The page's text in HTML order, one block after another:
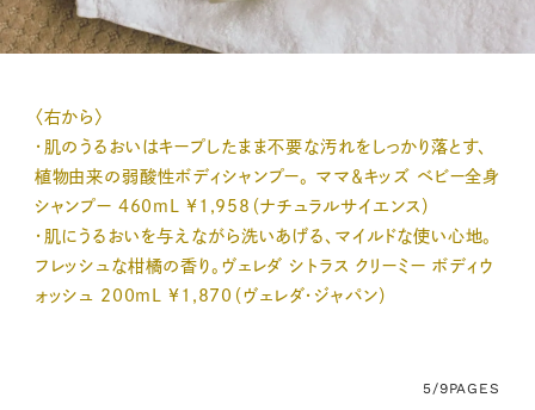
〈右から〉
・肌のうるおいはキープしたまま不要な汚れをしっかり落とす、
植物由来の弱酸性ボディシャンプー。 ママ＆キッズ ベビー全身
シャンプー 460mL ¥1,958（ナチュラルサイエンス）
・肌にうるおいを与えながら洗いあげる、マイルドな使い心地。
フレッシュな柑橘の香り。ヴェレダ シトラス クリーミー ボディウ
ォッシュ 200mL ¥1,870（ヴェレダ・ジャパン）
5/9PAGES